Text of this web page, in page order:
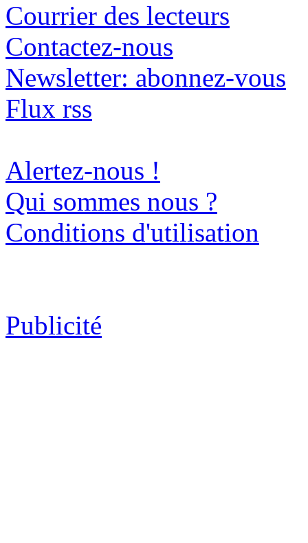
Courrier des lecteurs
Contactez-nous
Newsletter: abonnez-vous
Flux rss
Alertez-nous !
Qui sommes nous ?
Conditions d'utilisation
Publicité